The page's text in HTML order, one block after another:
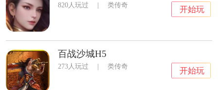
820人玩过 | 类传奇 开始玩
百战沙城H5
273人玩过 | 类传奇 开始玩